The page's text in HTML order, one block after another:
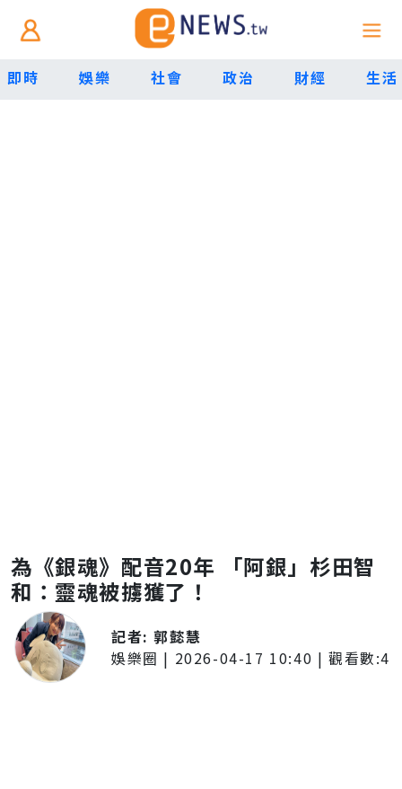
即時 娛樂 社會 政治 財經 生活
為《銀魂》配音20年 「阿銀」杉田智
和：靈魂被擄獲了！
記者:郭懿慧
娛樂圈 | 2026-04-17 10:40 | 觀看數:4